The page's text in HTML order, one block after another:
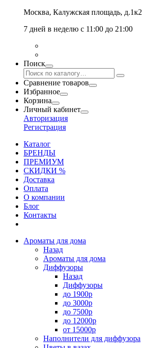
Москва, Калужская площадь, д.1к2
7 дней в неделю с 11:00 до 21:00
Поиск
Сравнение товаров
Избранное
Корзина
Личный кабинет
Авторизация
Регистрация
Каталог
БРЕНДЫ
ПРЕМИУМ
СКИДКИ %
Доставка
Оплата
О компании
Блог
Контакты
Ароматы для дома
Назад
Ароматы для дома
Диффузоры
Назад
Диффузоры
до 1900р
до 3000р
до 7500р
до 12000р
от 15000р
Наполнители для диффузора